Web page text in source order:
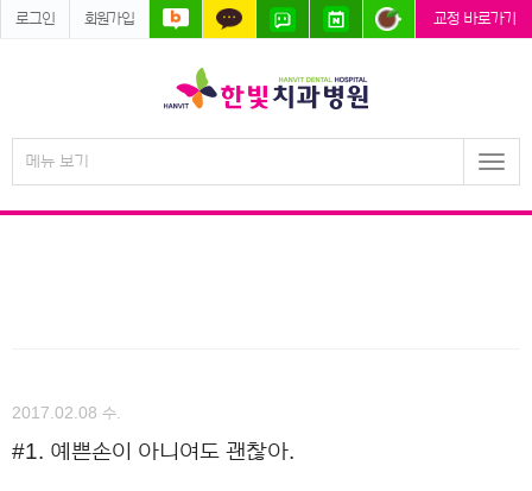
로그인 회원가입 교정 바로가기
메뉴 보기
2017.02.08 수.
#1. 예쁜손이 아니여도 괜찮아.